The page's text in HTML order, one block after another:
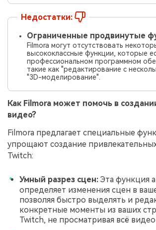
Недостатки:
Ограниченные продвинутые
Filmora могут отсутствовать
высококлассные функции, которые
профессиональном программном
такие как "редактирование с
"3D-моделирование".
Как Filmora может помочь в
видео?
Filmora предлагает специальные
упрощают создание
Twitch:
Умный разрез сцен: Эта функция
определяет изменения сцен в
позволяя быстро выделять и
конкретные моменты из ваших
Twitch, не просматривая всё